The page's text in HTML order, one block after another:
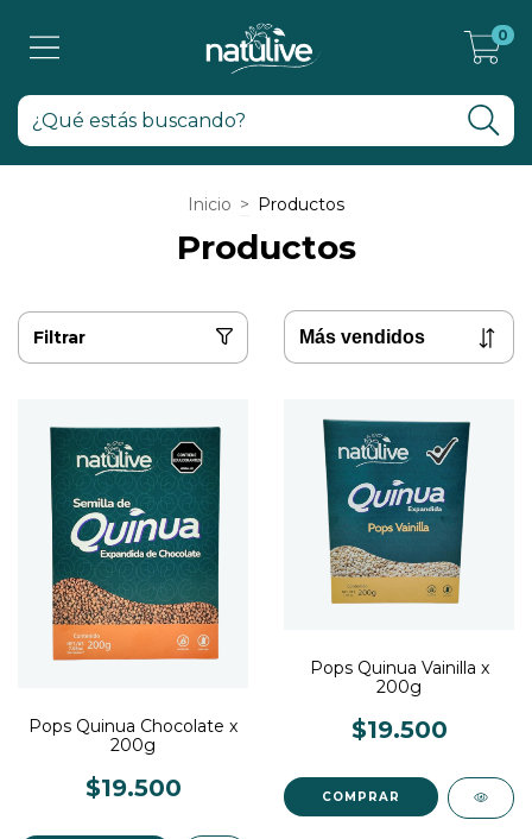
0
Inicio > Productos
Productos
Filtrar
Pops Quinua Chocolate x
200g
$19.500
Pops Quinua Vainilla x
200g
$19.500